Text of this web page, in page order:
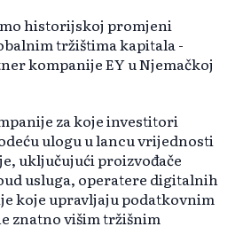
historijskoj promjeni
tržištima kapitala -
kompanije EY u Njemačkoj
za koje investitori
ulogu u lancu vrijednosti
uključujući proizvođače
usluga, operatere digitalnih
koje upravljaju podatkovnim
znatno višim tržišnim